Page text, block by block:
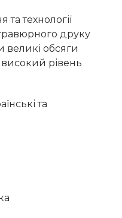
технології
друку
великі обсяги
високий рівень
та